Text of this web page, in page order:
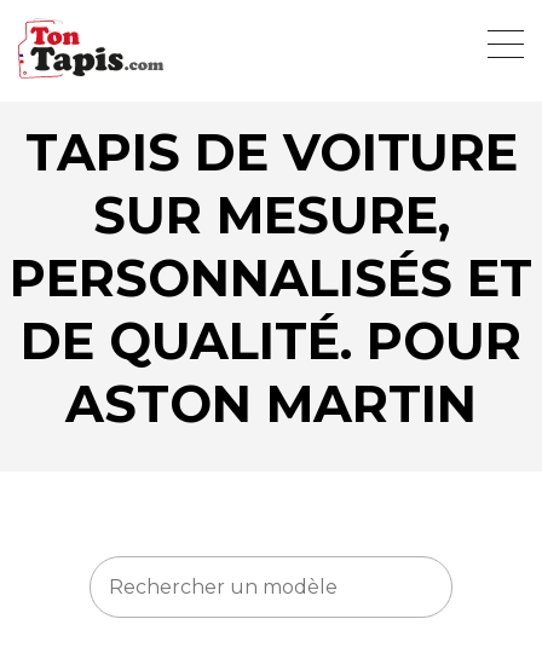
TAPIS DE VOITURE
SUR MESURE,
PERSONNALISÉS ET
DE QUALITÉ. POUR
ASTON MARTIN